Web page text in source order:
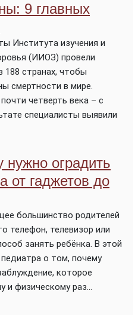
9 главных
Института изучения и
(ИИОЗ) провели
188 странах, чтобы
смертности в мире.
четверть века – с
специалисты выявили
нужно оградить
от гаджетов до
большинство родителей
телефон, телевизор или
занять ребёнка. В этой
о том, почему
которое
и физическому раз...